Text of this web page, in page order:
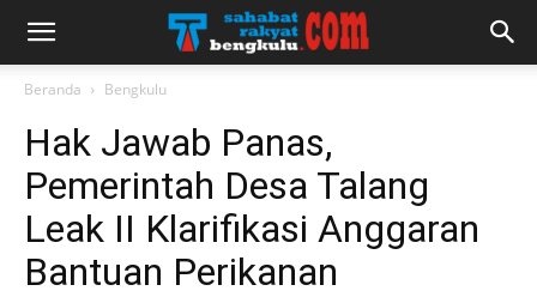
Beranda Bengkulu
Hak Jawab Panas,
Pemerintah Desa Talang
Leak II Klarifikasi Anggaran
Bantuan Perikanan